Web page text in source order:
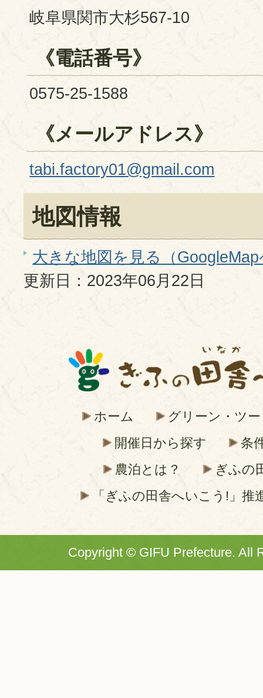
岐阜県関市大杉567-10
《電話番号》
0575-25-1588
《メールアドレス》
tabi.factory01@gmail.com
地図情報
大きな地図を見る（
更新日：2023年06月22日
ホーム
グリーン・ツ
開催日から探す
条
農泊とは？
ぎふの
「ぎふの田舎へいこう!」推
Copyright © GIFU Prefecture. All